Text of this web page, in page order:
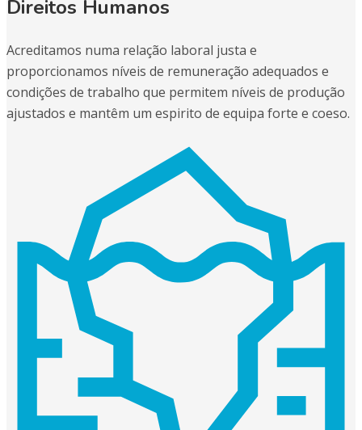
Direitos Humanos
Acreditamos numa relação laboral justa e
proporcionamos níveis de remuneração adequados e
condições de trabalho que permitem níveis de produção
ajustados e mantêm um espirito de equipa forte e coeso.